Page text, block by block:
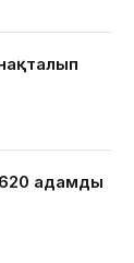
адамды